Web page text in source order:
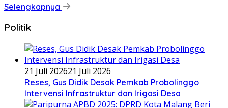
Selengkapnya
Politik
21 Juli 202621 Juli 2026
Reses, Gus Didik Desak Pemkab Probolinggo
Intervensi Infrastruktur dan Irigasi Desa